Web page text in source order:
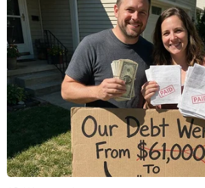
Đoạn đường Tràng An chạy qua
Quao được phong tỏa để phục
cháy.Tại hiện trường, nhiều giờ
cháy bùng phát, ngọn lửa vẫn
chế. Nhiều đám cháy lớn bùng
nhiều địa điểm trên núi.
Mặc dù ngọn núi Vụng Quao
đường Tràng An, xe cứu hỏa có
chân núi, nhưng do các đám